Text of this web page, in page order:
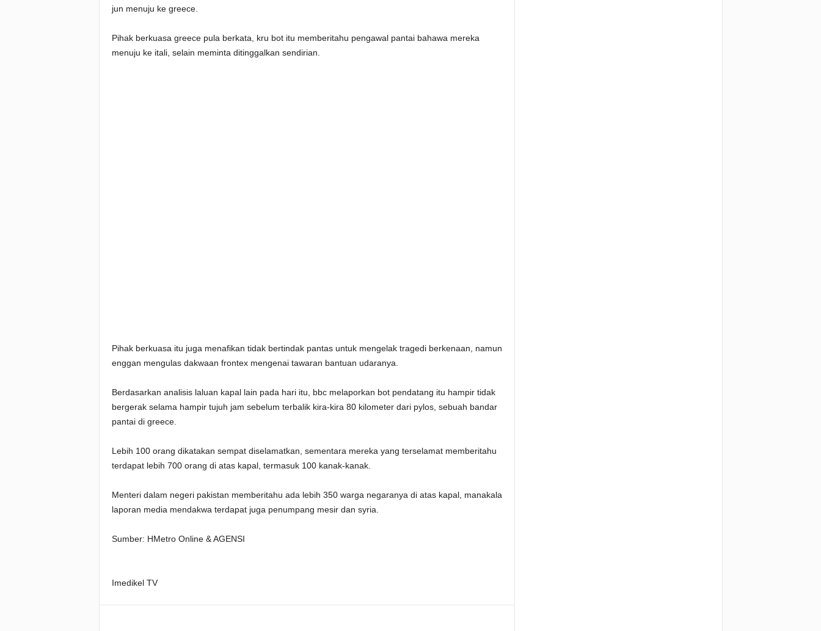
jun menuju ke greece.
Pihak berkuasa greece pula berkata, kru bot itu memberitahu pengawal pantai bahawa mereka
menuju ke itali, selain meminta ditinggalkan sendirian.
Pihak berkuasa itu juga menafikan tidak bertindak pantas untuk mengelak tragedi berkenaan, namun
enggan mengulas dakwaan frontex mengenai tawaran bantuan udaranya.
Berdasarkan analisis laluan kapal lain pada hari itu, bbc melaporkan bot pendatang itu hampir tidak
bergerak selama hampir tujuh jam sebelum terbalik kira-kira 80 kilometer dari pylos, sebuah bandar
pantai di greece.
Lebih 100 orang dikatakan sempat diselamatkan, sementara mereka yang terselamat memberitahu
terdapat lebih 700 orang di atas kapal, termasuk 100 kanak-kanak.
Menteri dalam negeri pakistan memberitahu ada lebih 350 warga negaranya di atas kapal, manakala
laporan media mendakwa terdapat juga penumpang mesir dan syria.
Sumber: HMetro Online & AGENSI
Imedikel TV